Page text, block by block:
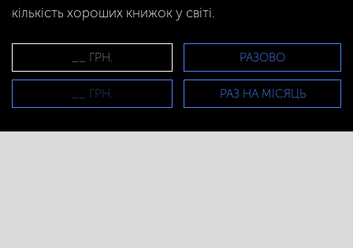
кількість хороших книжок у світі.
РАЗОВО
РАЗ НА МІСЯЦЬ